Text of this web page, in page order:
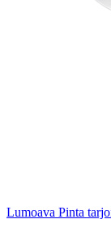
Lumoava Pinta